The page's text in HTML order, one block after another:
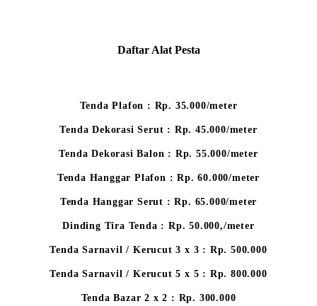
Daftar Alat Pesta
Tenda Plafon : Rp. 35.000/meter
Tenda Dekorasi Serut : Rp. 45.000/meter
Tenda Dekorasi Balon : Rp. 55.000/meter
Tenda Hanggar Plafon : Rp. 60.000/meter
Tenda Hanggar Serut : Rp. 65.000/meter
Dinding Tira Tenda : Rp. 50.000,/meter
Tenda Sarnavil / Kerucut 3 x 3 : Rp. 500.000
Tenda Sarnavil / Kerucut 5 x 5 : Rp. 800.000
Tenda Bazar 2 x 2 : Rp. 300.000